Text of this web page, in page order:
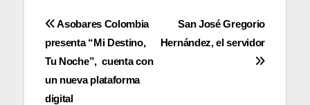
Navegación
de
entradas
San José Gregorio
Hernández, el servidor
Asobares Colombia
presenta “Mi Destino,
Tu Noche”, cuenta con
un nueva plataforma
digital